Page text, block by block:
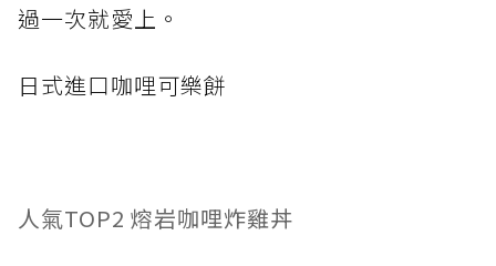
過一次就愛上。
日式進口咖哩可樂餅
人氣TOP2 熔岩咖哩炸雞丼